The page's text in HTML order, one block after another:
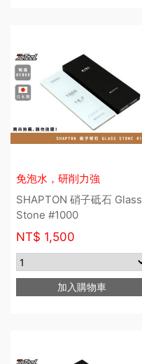
免泡水，研削力強
SHAPTON 硝子砥石 Glass
Stone #1000
NT$ 1,500
加入購物車